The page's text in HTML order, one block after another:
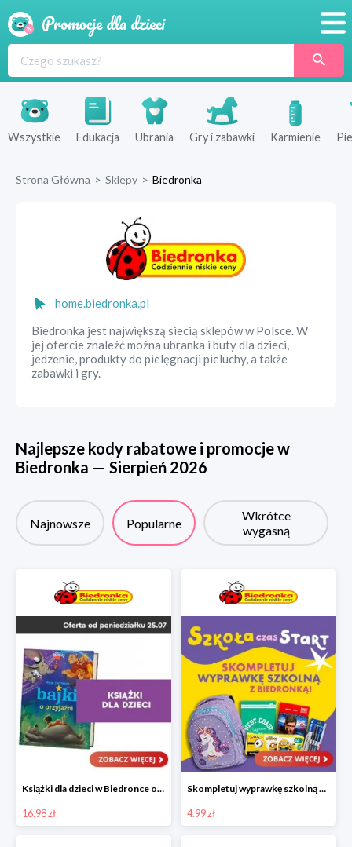
Produkty
Sklepy
Wszystkie Edukacja Ubrania Gry i zabawki Karmienie
Strona Główna > Sklepy > Biedronka
home.biedronka.pl
Biedronka jest największą siecią sklepów w Polsce. W
jej ofercie znaleźć można ubranka i buty dla dzieci,
jedzenie, produkty do pielęgnacji pieluchy, a także
zabawki i gry.
Najlepsze kody rabatowe i promocje w
Biedronka — Sierpień 2026
Najnowsze Popularne
Wkrótce
wygasną
Książki dla dzieci w Biedronce od 16,99 zł
16.98 zł
Skompletuj wyprawkę szkolną z Biedronką od 4,99 zł
4.99 zł